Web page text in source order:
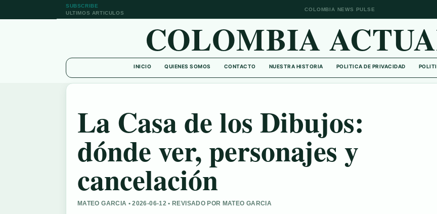
SUBSCRIBE
ULTIMOS ARTICULOS
COLOMBIA NEWS PULSE
COLOMBIA
INICIO QUIENES SOMOS CONTACTO NUESTRA HISTORIA POLITICA DE PRIVACIDAD
La Casa de los Dibujos:
dónde ver, personajes y
cancelación
MATEO GARCIA • 2026-06-12 • REVISADO POR MATEO GARCIA